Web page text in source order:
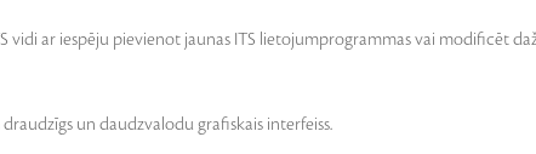
vidi ar iespēju pievienot jaunas ITS lietojumprogrammas vai modificēt
draudzīgs un daudzvalodu grafiskais interfeiss.